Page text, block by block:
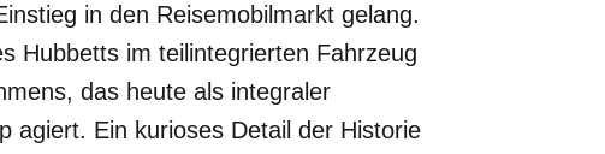
in den Reisemobilmarkt gelang.
Hubbetts im teilintegrierten Fahrzeug
das heute als integraler
agiert. Ein kurioses Detail der Historie